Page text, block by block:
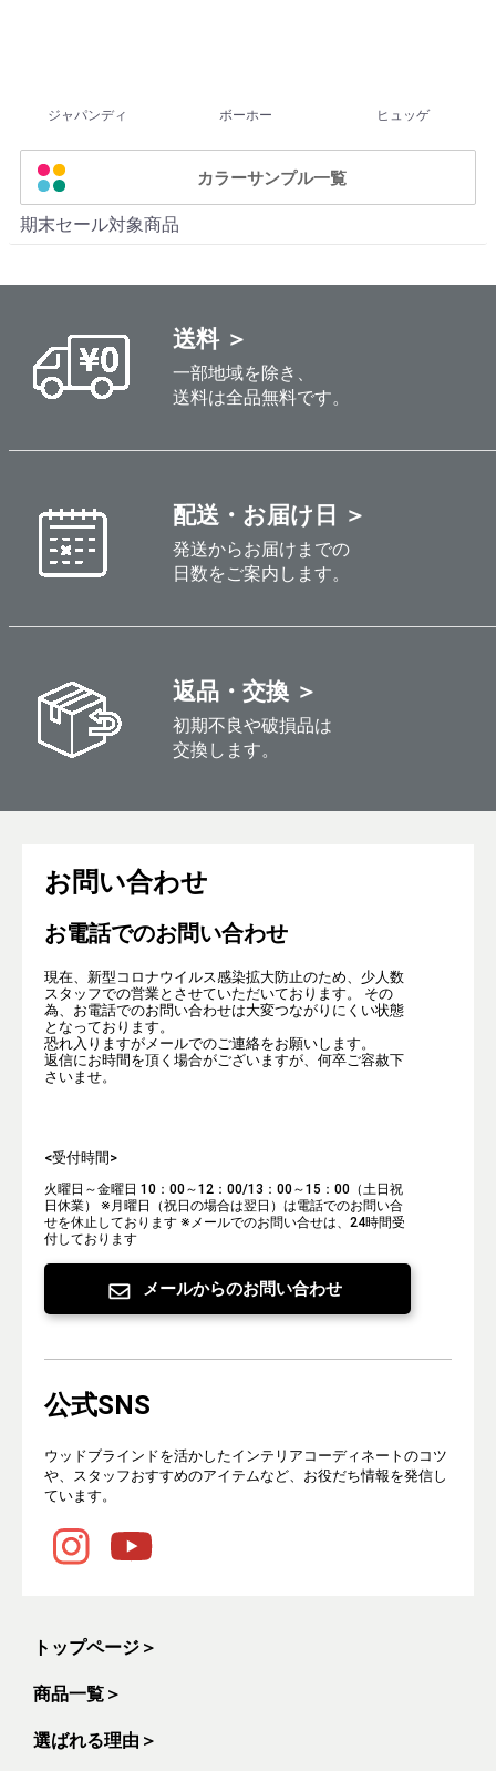
ジャパンディ ボーホー ヒュッゲ
カラーサンプル一覧
期末セール対象商品
送料 ＞
一部地域を除き、
送料は全品無料です。
配送・お届け日 ＞
発送からお届けまでの
日数をご案内します。
返品・交換 ＞
初期不良や破損品は
交換します。
お問い合わせ
お電話でのお問い合わせ
現在、新型コロナウイルス感染拡大防止のため、少人数
スタッフでの営業とさせていただいております。 その
為、お電話でのお問い合わせは大変つながりにくい状態
となっております。
恐れ入りますがメールでのご連絡をお願いします。
返信にお時間を頂く場合がございますが、何卒ご容赦下
さいませ。
<受付時間>
火曜日～金曜日 10：00～12：00/13：00～15：00（土日祝
日休業）
※月曜日（祝日の場合は翌日）は電話でのお問い合
せを休止しております ※メールでのお問い合せは、24時間受
付しております
メールからのお問い合わせ
公式SNS
ウッドブラインドを活かしたインテリアコーディネートのコツ
や、スタッフおすすめのアイテムなど、お役だち情報を発信し
ています。
トップページ ＞
商品一覧 ＞
選ばれる理由 ＞